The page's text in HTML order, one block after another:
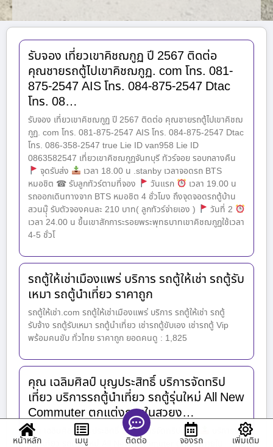
รับจอง เที่ยวเขาคิชฌกูฏ ปี 2567 ติดต่อ
คุณชายรถตู้ไปเขาคิชฌกูฏ. com โทร. 081-
875-2547 AIS โทร. 084-875-2547 Dtac
โทร. 08…
รับจอง เที่ยวเขาคิชฌกูฏ ปี 2567 ติดต่อ คุณชายรถตู้ไปเขาคิชฌ
กูฏ. com โทร. 081-875-2547 AIS โทร. 084-875-2547 Dtac
โทร. 086-358-2547 true Lie ID van958 Lie ID
0863582547 เที่ยวเขาคิชฌกูฏจันทบุรี ทัวร์จอย รอบกลางคืน
จุดรับส่ง
เวลา 18.00 น .stanby เวลาจอดรถ BTS
หมอชิต ☎ รับลูกทัวร์ตามที่จอง
วันแรก
เวลา 19.00 น
รถออกเดินทางจาก BTS หมอชิต 4 ชั่วโมง ถึงจุดจอดรถตู้บ้าน
สวนมุุ๊ รับตัวจองคนละ 210 บาท( ลูกทัวร์จ่ายเอง )
วันที่ 2
เวลา 24.00 น ขึ้นเขาสักการะรอยพระพุทธบาทเขาคิชฌกูฏใช้เวลา
4-5 ชั่วโ
รถตู้ให้เช่าเมืองแพร่ บริการ รถตู้ให้เช่า รถตู้รับ
เหมา รถตู้นำเที่ยว ราคาถูก
รถตู้ให้เช่า.com รถตู้ให้เช่าเมืองแพร่ บริการ รถตู้ให้เช่า รถตู้
รับจ้าง รถตู้รับเหมา รถตู้นำเที่ยว เช่ารถตู้ขับเอง เช่ารถตู้ Vip
พร้อมคนขับ ทั่วไทย ราคาถูก ยอดคนดู : 1,825
คุณ เฉลิมศิลป์ บุญประสิทธิ์ บริการจัดทริป
เที่ยว บริการรถตู้นำเที่ยว รถตู้รุ่นใหม่ All New
Commuter ตกแต่งภายในสวยง…
คุณ เฉลิมศิลป์ บุญประสิทธิ์ บริการจัดทริปเที่ยว
บริการรถ
ตู้นำเที่ยว รถตู้รุ่นใหม่ All New Commuter ตกแต่งภายใน
หน้าหลัก เมนู ติดต่อ จองรถ เพิ่มเติม